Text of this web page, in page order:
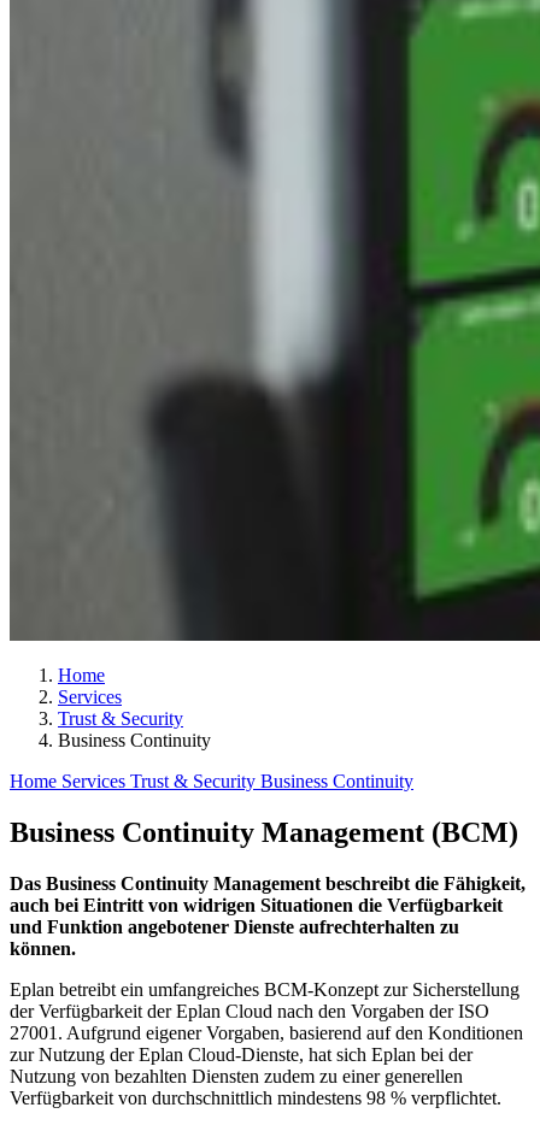
Home
Services
Trust & Security
Business Continuity
Home Services Trust & Security Business Continuity
Business Continuity Management (BCM)
Das Business Continuity Management beschreibt die Fähigkeit,
auch bei Eintritt von widrigen Situationen die Verfügbarkeit
und Funktion angebotener Dienste aufrechterhalten zu
können.
Eplan betreibt ein umfangreiches BCM-Konzept zur Sicherstellung
der Verfügbarkeit der Eplan Cloud nach den Vorgaben der ISO
27001. Aufgrund eigener Vorgaben, basierend auf den Konditionen
zur Nutzung der Eplan Cloud-Dienste, hat sich Eplan bei der
Nutzung von bezahlten Diensten zudem zu einer generellen
Verfügbarkeit von durchschnittlich mindestens 98 % verpflichtet.